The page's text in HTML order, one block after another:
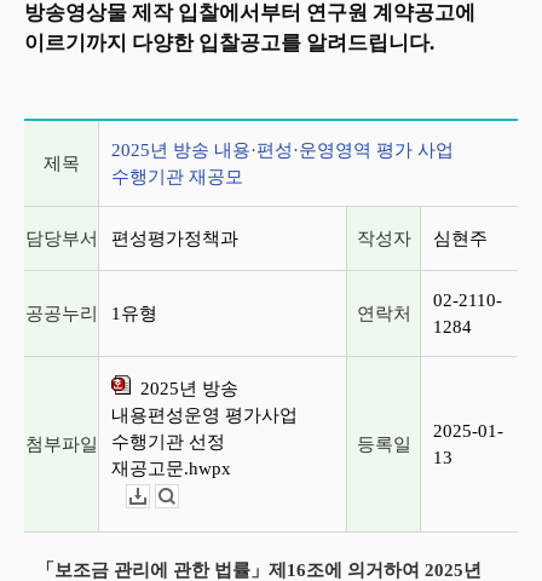
방송영상물 제작 입찰에서부터 연구원 계약공고에
이르기까지 다양한 입찰공고를 알려드립니다.
제목
2025년 방송 내용·편성·운영영역 평가 사업
수행기관 재공모
담당부서 편성평가정책과 작성자 심현주
공공누리 1유형 연락처
02-2110-
1284
첨부파일
2025년 방송
내용편성운영 평가사업
수행기관 선정
재공고문.hwpx
등록일
2025-01-
13
「보조금 관리에 관한 법률」제16조에 의거하여 2025년